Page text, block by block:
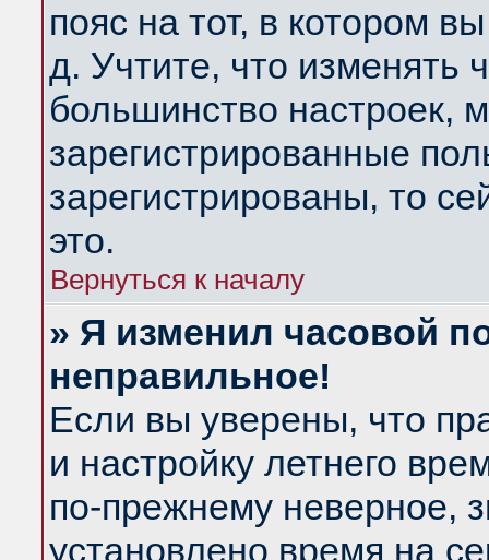
пояс на тот, в котором
д. Учтите, что изменять
большинство настроек,
зарегистрированные
зарегистрированы, то
это.
Вернуться к началу
» Я изменил часовой
неправильное!
Если вы уверены, что
и настройку летнего
по-прежнему неверное,
установлено время на